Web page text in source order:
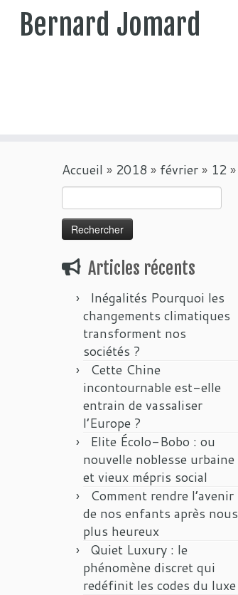
Bernard Jomard
Accueil » 2018 » février» 12 »
Articles récents
Inégalités Pourquoi les
changements climatiques
transforment nos
sociétés ?
Cette Chine
incontournable est-elle
entrain de vassaliser
l’Europe ?
Elite Écolo-Bobo : ou
nouvelle noblesse urbaine
et vieux mépris social
Comment rendre l’avenir
de nos enfants après nous
plus heureux
Quiet Luxury : le
phénomène discret qui
redéfinit les codes du luxe